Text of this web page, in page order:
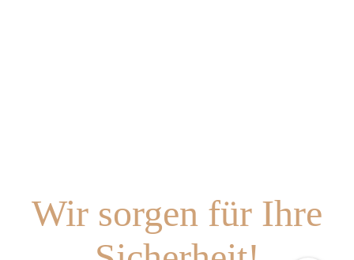
Wir sorgen für Ihre